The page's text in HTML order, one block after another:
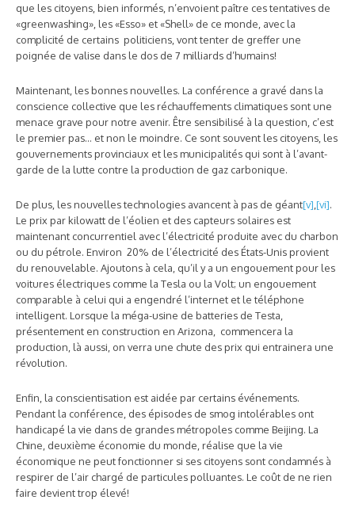
que les citoyens, bien informés, n’envoient paître ces tentatives de
«greenwashing», les «Esso» et «Shell» de ce monde, avec la
complicité de certains politiciens, vont tenter de greffer une
poignée de valise dans le dos de 7 milliards d’humains!
Maintenant, les bonnes nouvelles. La conférence a gravé dans la
conscience collective que les réchauffements climatiques sont une
menace grave pour notre avenir. Être sensibilisé à la question, c’est
le premier pas… et non le moindre. Ce sont souvent les citoyens, les
gouvernements provinciaux et les municipalités qui sont à l’avant-
garde de la lutte contre la production de gaz carbonique.
De plus, les nouvelles technologies avancent à pas de géant[v] [vi].
Le prix par kilowatt de l’éolien et des capteurs solaires est
maintenant concurrentiel avec l’électricité produite avec du charbon
ou du pétrole. Environ 20% de l’électricité des États-Unis provient
du renouvelable. Ajoutons à cela, qu’il y a un engouement pour les
voitures électriques comme la Tesla ou la Volt; un engouement
comparable à celui qui a engendré l’internet et le téléphone
intelligent. Lorsque la méga-usine de batteries de Testa,
présentement en construction en Arizona, commencera la
production, là aussi, on verra une chute des prix qui entrainera une
révolution.
Enfin, la conscientisation est aidée par certains événements.
Pendant la conférence, des épisodes de smog intolérables ont
handicapé la vie dans de grandes métropoles comme Beijing. La
Chine, deuxième économie du monde, réalise que la vie
économique ne peut fonctionner si ses citoyens sont condamnés à
respirer de l’air chargé de particules polluantes. Le coût de ne rien
faire devient trop élevé!